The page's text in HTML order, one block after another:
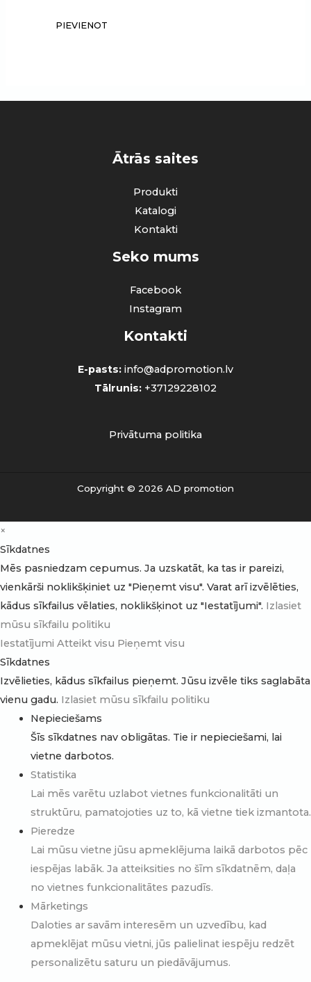
Ātrās saites
Produkti
Katalogi
Kontakti
Seko mums
Facebook
Instagram
Kontakti
E-pasts: info@adpromotion.lv
Tālrunis: +37129228102
Privātuma politika
Copyright © 2026 AD promotion
×
Sīkdatnes
Mēs pasniedzam cepumus. Ja uzskatāt, ka tas ir pareizi,
vienkārši noklikšķiniet uz "Pieņemt visu". Varat arī izvēlēties,
kādus sīkfailus vēlaties, noklikšķinot uz "Iestatījumi". Izlasiet
mūsu sīkfailu politiku
Iestatījumi Atteikt visu Pieņemt visu
Sīkdatnes
Izvēlieties, kādus sīkfailus pieņemt. Jūsu izvēle tiks saglabāta
vienu gadu. Izlasiet mūsu sīkfailu politiku
Nepieciešams
Šīs sīkdatnes nav obligātas. Tie ir nepieciešami, lai
vietne darbotos.
Statistika
Lai mēs varētu uzlabot vietnes funkcionalitāti un
struktūru, pamatojoties uz to, kā vietne tiek izmantota.
Pieredze
Lai mūsu vietne jūsu apmeklējuma laikā darbotos pēc
iespējas labāk. Ja atteiksities no šīm sīkdatnēm, daļa
no vietnes funkcionalitātes pazudīs.
Mārketings
Daloties ar savām interesēm un uzvedību, kad
apmeklējat mūsu vietni, jūs palielinat iespēju redzēt
personalizētu saturu un piedāvājumus.